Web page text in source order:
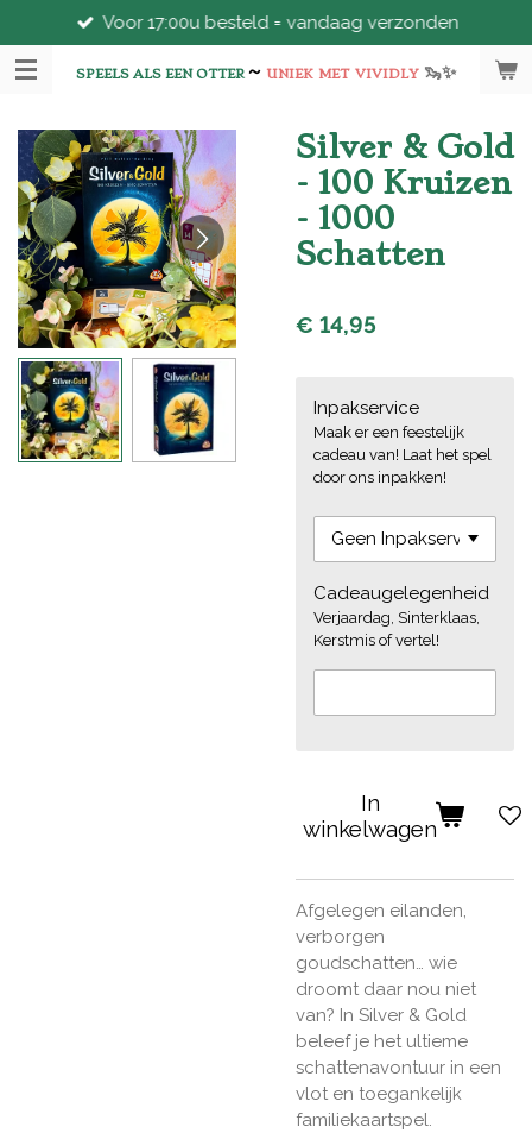
direct
naar
hoofdinhoud
SPEELS ALS EEN OTTER~ UNIEK MET VIVIDLY 🦦✨
Voor 17:00u besteld = vandaag verzonden
Silver & Gold
- 100 Kruizen
- 1000
Schatten
€ 14,95
Inpakservice
Maak er een feestelijk
cadeau van! Laat het spel
door ons inpakken!
Cadeaugelegenheid
Verjaardag, Sinterklaas,
Kerstmis of vertel!
In
winkelwagen
Afgelegen eilanden,
verborgen
goudschatten… wie
droomt daar nou niet
van? In Silver & Gold
beleef je het ultieme
schattenavontuur in een
vlot en toegankelijk
familiekaartspel.